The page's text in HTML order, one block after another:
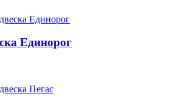
Единорог